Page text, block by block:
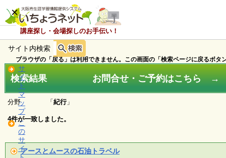
講座探し・会場探しのお手伝い！
×
ホ
ー
ム
お
知
ら
せ
サイト内検索
サ
イ
ト
マ
ッ
プ
こ
の
サ
イ
ブラウザの「戻る」は利用できません。この画面の「検索ページに戻るボタ
検索結果 お問合せ・ご予約はこちら → ０
分野 「 紀行」
4件が一致しました。
アースとムースの石油トラベル